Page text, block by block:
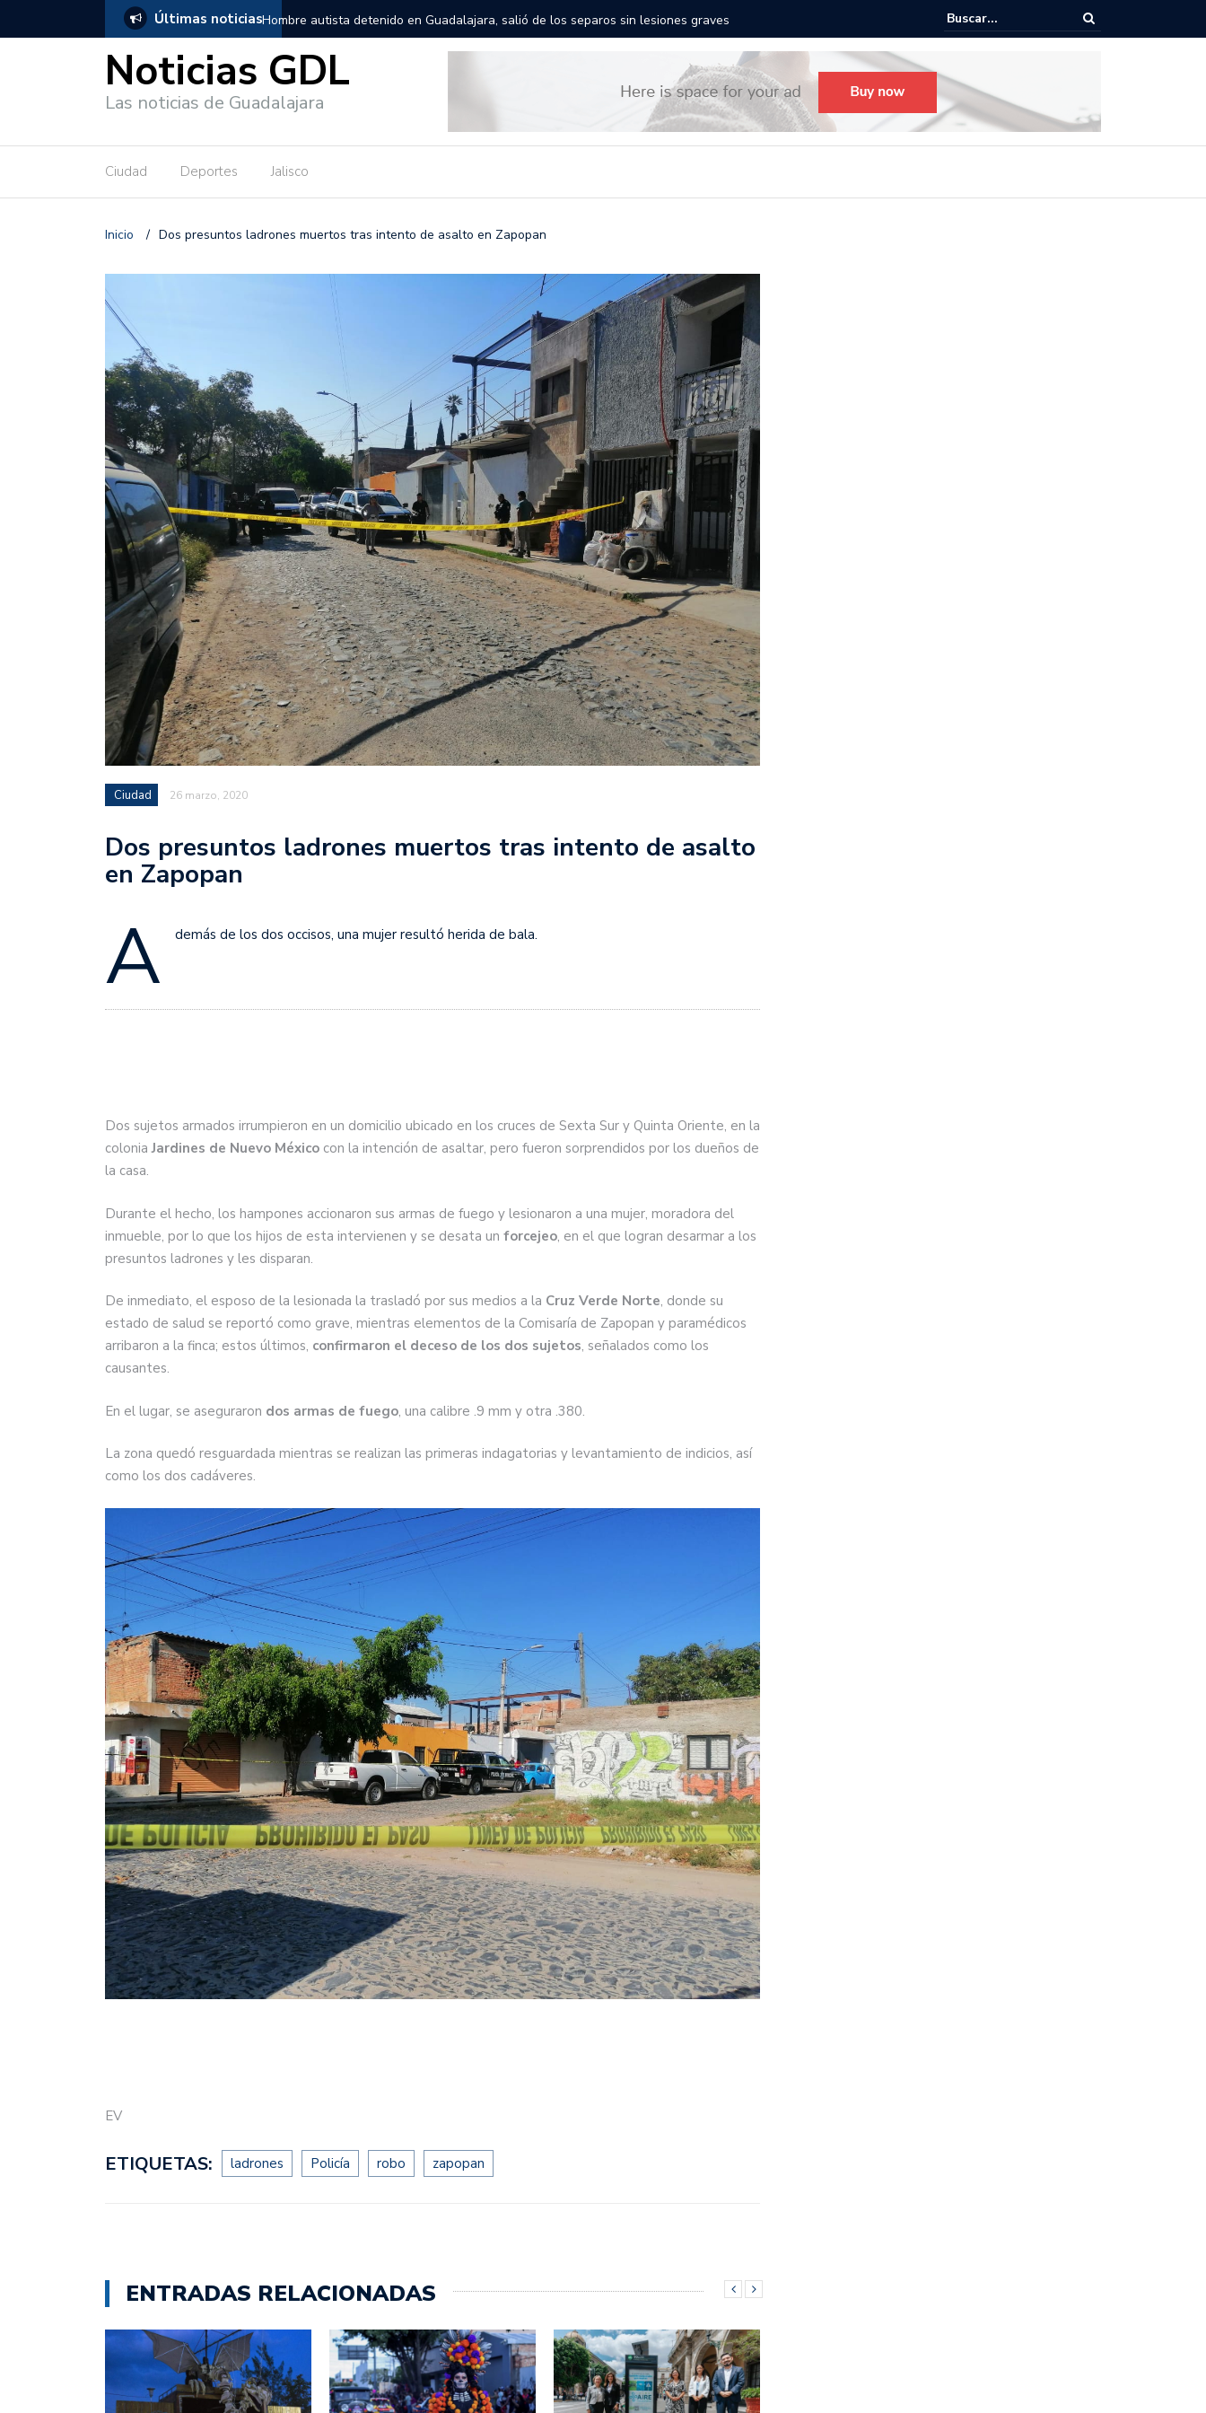
Últimas noticias
salió de los separos sin lesiones graves Títeres gigantes recorrerán las calles de Guadalajara: aparta la fecha Todo listo para el Festival Desfile Día de Muertos 2025 en Guadalajara
Noticias GDL
Las noticias de Guadalajara
Ciudad Deportes Jalisco
Inicio / Dos presuntos ladrones muertos tras intento de asalto en Zapopan
Ciudad 26 marzo, 2020
Dos presuntos ladrones muertos tras intento de asalto
en Zapopan
A demás de los dos occisos, una mujer resultó herida de bala.
Dos sujetos armados irrumpieron en un domicilio ubicado en los cruces de Sexta Sur y Quinta Oriente, en la
coloniaJardines de Nuevo México con la intención de asaltar, pero fueron sorprendidos por los dueños de
la casa.
Durante el hecho, los hampones accionaron sus armas de fuego y lesionaron a una mujer, moradora del
inmueble, por lo que los hijos de esta intervienen y se desata un forcejeo, en el que logran desarmar a los
presuntos ladrones y les disparan.
De inmediato, el esposo de la lesionada la trasladó por sus medios a la Cruz Verde Norte, donde su
estado de salud se reportó como grave, mientras elementos de la Comisaría de Zapopan y paramédicos
arribaron a la finca; estos últimos, confirmaron el deceso de los dos sujetos, señalados como los
causantes.
En el lugar, se aseguraron dos armas de fuego, una calibre .9 mm y otra .380.
La zona quedó resguardada mientras se realizan las primeras indagatorias y levantamiento de indicios, así
como los dos cadáveres.
EV
ETIQUETAS: ladrones Policía robo zapopan
ENTRADAS RELACIONADAS